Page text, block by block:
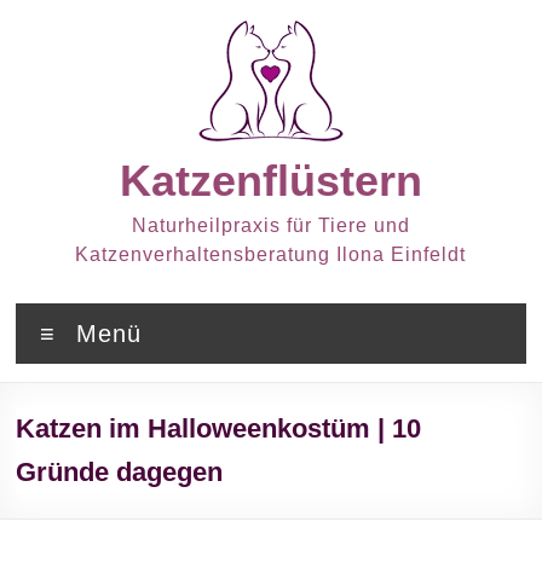
Katzenflüstern
Naturheilpraxis für Tiere und
Katzenverhaltensberatung Ilona Einfeldt
Menü
Katzen im Halloweenkostüm | 10
Gründe dagegen